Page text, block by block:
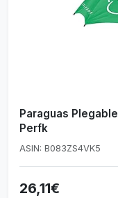
Paraguas
Perfk
ASIN: B083ZS4VK5
26,11€